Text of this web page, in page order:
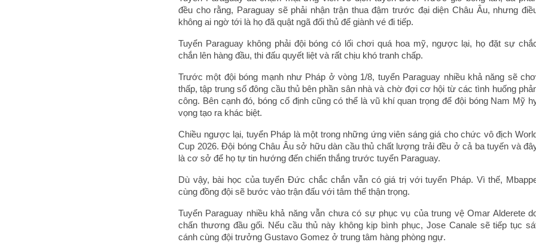
đều cho rằng, Paraguay sẽ phải nhận trận thua đậm trước đại diện Châu Âu, nhưng
không ai ngờ tới là họ đã quật ngã đối thủ để giành vé đi tiếp.
Tuyển Paraguay không phải đội bóng có lối chơi quá hoa mỹ, ngược lại, họ đặt sự
chắn lên hàng đầu, thi đấu quyết liệt và rất chịu khó tranh chấp.
Trước một đội bóng mạnh như Pháp ở vòng 1/8, tuyển Paraguay nhiều khả năng sẽ
thấp, tập trung số đông cầu thủ bên phần sân nhà và chờ đợi cơ hội từ các tình huống
công. Bên cạnh đó, bóng cố định cũng có thể là vũ khí quan trọng để đội bóng Nam Mỹ
vọng tạo ra khác biệt.
Chiều ngược lại, tuyển Pháp là một trong những ứng viên sáng giá cho chức vô địch
Cup 2026. Đội bóng Châu Âu sở hữu dàn cầu thủ chất lượng trải đều ở cả ba tuyến và
là cơ sở để họ tự tin hướng đến chiến thắng trước tuyển Paraguay.
Dù vậy, bài học của tuyển Đức chắc chắn vẫn có giá trị với tuyển Pháp. Vì thế,
cùng đồng đội sẽ bước vào trận đấu với tâm thế thận trọng.
Tuyển Paraguay nhiều khả năng vẫn chưa có sự phục vụ của trung vệ Omar Alderete
chấn thương đầu gối. Nếu cầu thủ này không kịp bình phục, Jose Canale sẽ tiếp tục
cánh cùng đội trưởng Gustavo Gomez ở trung tâm hàng phòng ngự.